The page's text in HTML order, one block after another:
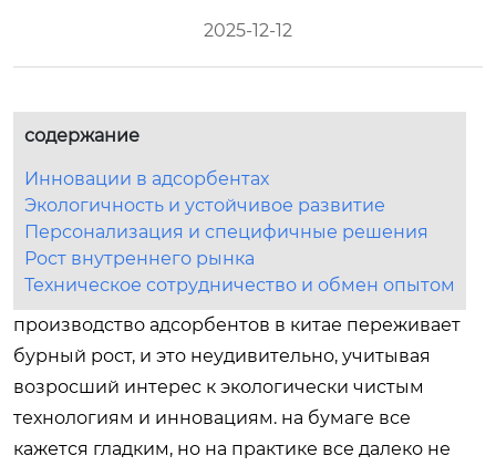
2025-12-12
содержание
Инновации в адсорбентах
Экологичность и устойчивое развитие
Персонализация и специфичные решения
Рост внутреннего рынка
Техническое сотрудничество и обмен опытом
производство адсорбентов в китае переживает
бурный рост, и это неудивительно, учитывая
возросший интерес к экологически чистым
технологиям и инновациям. на бумаге все
кажется гладким, но на практике все далеко не